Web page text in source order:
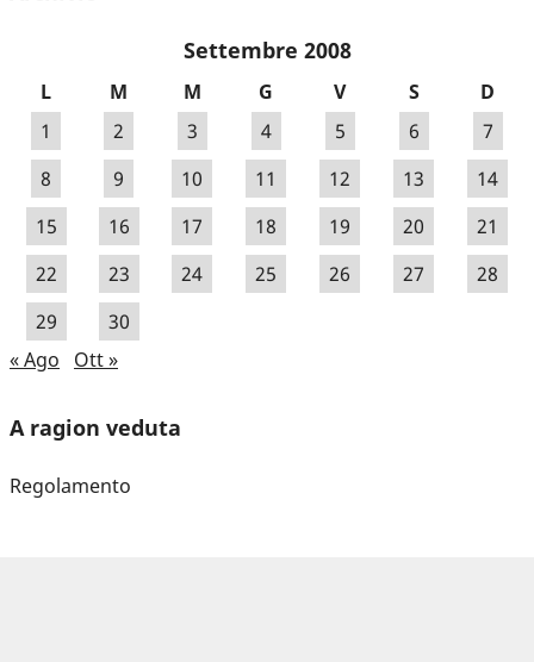
Settembre 2008
L M M G V S
D
1
2 3 4 5 6
7
8
9 10 11 12 13
14
15
16 17 18 19 20
21
22
23 24 25 26 27
28
29
30
« Ago
Ott »
A ragion veduta
Regolamento